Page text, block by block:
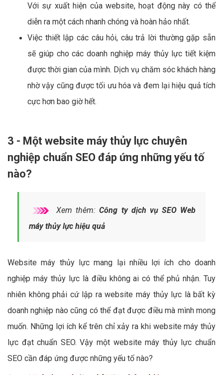
Với sự xuất hiện của website, hoạt động này có thể
diễn ra một cách nhanh chóng và hoàn hảo nhất.
Việc thiết lập các câu hỏi, câu trả lời thường gặp sẵn
sẽ giúp cho các doanh nghiệp máy thủy lực tiết kiệm
được thời gian của mình. Dịch vụ chăm sóc khách hàng
nhờ vậy cũng được tối ưu hóa và đem lại hiệu quả tích
cực hơn bao giờ hết.
3 - Một website máy thủy lực chuyên
nghiệp chuẩn SEO đáp ứng những yếu tố
nào?
Xem thêm:Công ty dịch vụ SEO Web
máy thủy lực hiệu quả
Website máy thủy lực mang lại nhiều lợi ích cho doanh
nghiệp máy thủy lực là điều không ai có thể phủ nhận. Tuy
nhiên không phải cứ lập ra website máy thủy lực là bất kỳ
doanh nghiệp nào cũng có thể đạt được điều mà mình mong
muốn. Những lợi ích kể trên chỉ xảy ra khi website máy thủy
lực đạt chuẩn SEO. Vậy một website máy thủy lực chuẩn
SEO cần đáp ứng được những yếu tố nào?